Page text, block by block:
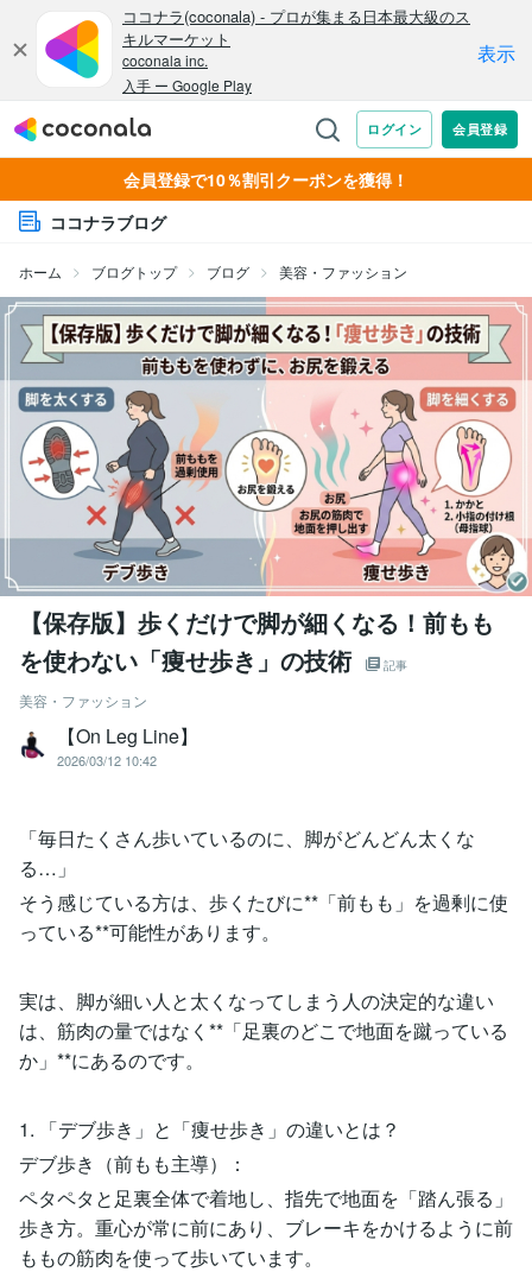
会員登録で10％割引クーポンを獲得！
ココナラブログ
ホーム ブログトップ ブログ 美容・ファッション
【保存版】歩くだけで脚が細くなる！前もも
を使わない「痩せ歩き」の技術
記事
美容・ファッション
【On Leg Line】
2026/03/12 10:42
「毎日たくさん歩いているのに、脚がどんどん太くな
る…」
そう感じている方は、歩くたびに**「前もも」を過剰に使
っている**可能性があります。
実は、脚が細い人と太くなってしまう人の決定的な違い
は、筋肉の量ではなく**「足裏のどこで地面を蹴っている
か」**にあるのです。
1. 「デブ歩き」と「痩せ歩き」の違いとは？
デブ歩き（前もも主導）：
ペタペタと足裏全体で着地し、指先で地面を「踏ん張る」
歩き方。重心が常に前にあり、ブレーキをかけるように前
ももの筋肉を使って歩いています。